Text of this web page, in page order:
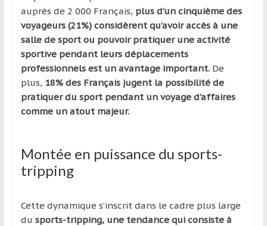
culturelle
d’un
pays
d’une
région
auprès de 2 000 Français, plus d’un cinquième des
voyageurs (21%) considèrent qu’avoir accès à une
salle de sport ou pouvoir pratiquer une activité
sportive pendant leurs déplacements
professionnels est un avantage important.De
plus, 18% des Français jugent la possibilité de
pratiquer du sport pendant un voyage d’affaires
comme un atout majeur.
Montée en puissance du sports-
tripping
Cette dynamique s’inscrit dans le cadre plus large
du sports-tripping, une tendance qui consiste à